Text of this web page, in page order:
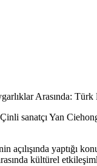
Arasında: Türk
sanatçı Yan
yaptığı
kültürel